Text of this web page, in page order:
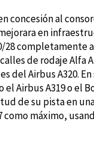
concesión al
en
completamente
de rodaje Alfa
del Airbus A320.
el Airbus A319 o el
de su pista en
máximo,